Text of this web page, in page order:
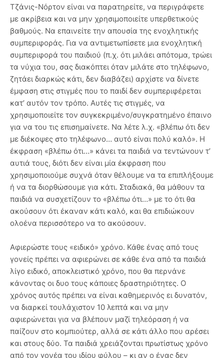
Τζάνις-Νόρτον είναι να παρατηρείτε, να περιγράφετε
με ακρίβεια και να μην χρησιμοποιείτε υπερθετικούς
βαθμούς. Να επαινείτε την απουσία της ενοχλητικής
συμπεριφοράς. Για να αντιμετωπίσετε μια ενοχλητική
συμπεριφορά του παιδιού (π.χ. ότι μιλάει απότομα, τρώει
τα νύχια του, σας διακόπτει όταν μιλάτε στο τηλέφωνο,
ζητάει διαρκώς κάτι, δεν διαβάζει) αρχίστε να δίνετε
έμφαση στις στιγμές που το παιδί δεν συμπεριφέρεται
κατ’ αυτόν τον τρόπο. Αυτές τις στιγμές, να
χρησιμοποιείτε τον συγκεκριμένο/συγκρατημένο έπαινο
για να του τις επισημαίνετε. Να λέτε λ.χ. «βλέπω ότι δεν
με διέκοψες στο τηλέφωνο… αυτό είναι πολύ καλό». Η
έκφραση «βλέπω ότι…» κάνει τα παιδιά να τεντώνουν τ’
αυτιά τους, διότι δεν είναι μία έκφραση που
χρησιμοποιούμε συχνά όταν θέλουμε να τα επιπλήξουμε
ή να τα διορθώσουμε για κάτι. Σταδιακά, θα μάθουν τα
παιδιά να συσχετίζουν το «βλέπω ότι…» με το ότι θα
ακούσουν ότι έκαναν κάτι καλό, και θα επιδιώκουν
ολοένα περισσότερο να το ακούσουν.
Αφιερώστε τους «ειδικό» χρόνο. Κάθε ένας από τους
γονείς πρέπει να αφιερώνει σε κάθε ένα από τα παιδιά
λίγο ειδικό, αποκλειστικό χρόνο, που θα περνάνε
κάνοντας οι δυο τους κάποιες δραστηριότητες. Ο
χρόνος αυτός πρέπει να είναι καθημερινός ει δυνατόν,
να διαρκεί τουλάχιστον 10 λεπτά και να μην
αφιερώνεται για να βλέπουν μαζί τηλεόραση ή να
παίζουν στο κομπιούτερ, αλλά σε κάτι άλλο που αρέσει
και στους δύο. Τα παιδιά χρειάζονται πρωτίστως χρόνο
από τον γονέα του ιδίου φύλου – κι αν ο ένας δεν